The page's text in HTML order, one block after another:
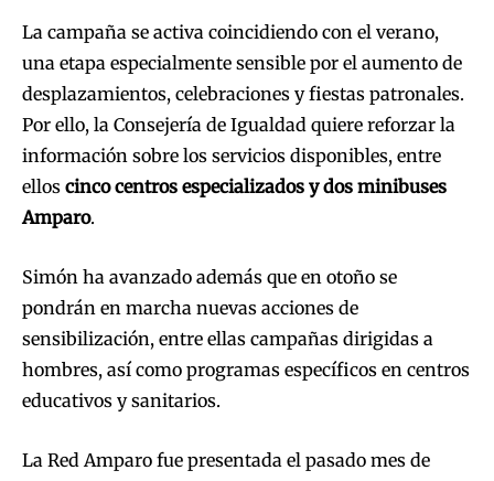
La campaña se activa coincidiendo con el verano,
una etapa especialmente sensible por el aumento de
desplazamientos, celebraciones y fiestas patronales.
Por ello, la Consejería de Igualdad quiere reforzar la
información sobre los servicios disponibles, entre
ellos cinco centros especializados y dos minibuses
Amparo.
Simón ha avanzado además que en otoño se
pondrán en marcha nuevas acciones de
sensibilización, entre ellas campañas dirigidas a
hombres, así como programas específicos en centros
educativos y sanitarios.
La Red Amparo fue presentada el pasado mes de